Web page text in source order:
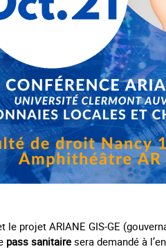
projet ARIANE GIS-GE
pass sanitaire sera demandé à